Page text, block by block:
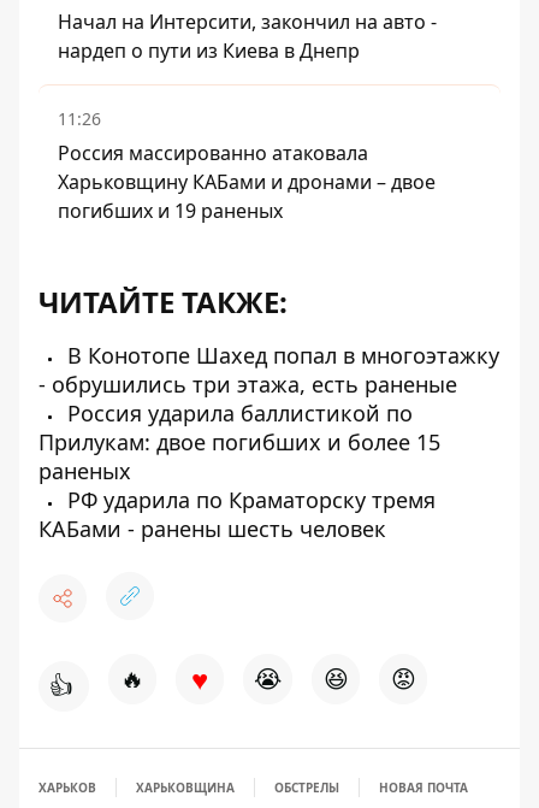
Начал на Интерсити, закончил на авто -
нардеп о пути из Киева в Днепр
11:26
Россия массированно атаковала
Харьковщину КАБами и дронами – двое
погибших и 19 раненых
ЧИТАЙТЕ ТАКЖЕ:
В Конотопе Шахед попал в многоэтажку
- обрушились три этажа, есть раненые
Россия ударила баллистикой по
Прилукам: двое погибших и более 15
раненых
РФ ударила по Краматорску тремя
КАБами - ранены шесть человек
👍 🔥 ♥ 😭 😆 😡
ХАРЬКОВ ХАРЬКОВЩИНА ОБСТРЕЛЫ НОВАЯ ПОЧТА